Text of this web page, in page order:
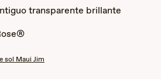
claro
brillante
transparente brillante
sol Maui Jim